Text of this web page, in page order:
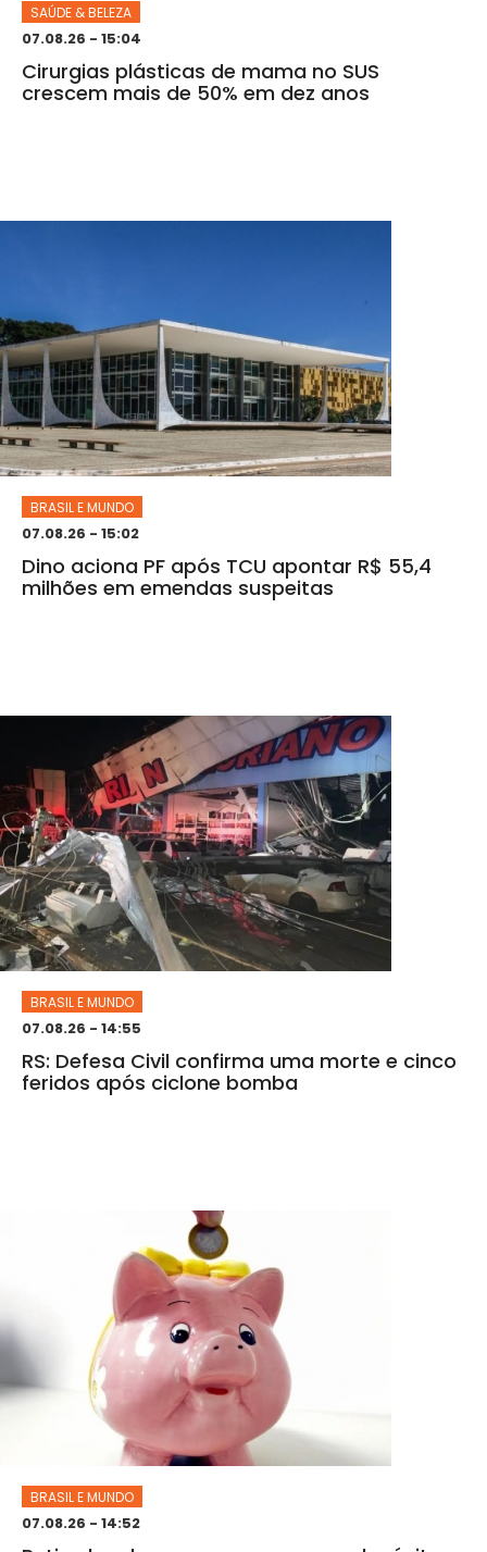
SAÚDE & BELEZA
07.08.26 - 15:04
Cirurgias plásticas de mama no SUS
crescem mais de 50% em dez anos
BRASIL E MUNDO
07.08.26 - 15:02
Dino aciona PF após TCU apontar R$ 55,4
milhões em emendas suspeitas
BRASIL E MUNDO
07.08.26 - 14:55
RS: Defesa Civil confirma uma morte e cinco
feridos após ciclone bomba
BRASIL E MUNDO
07.08.26 - 14:52